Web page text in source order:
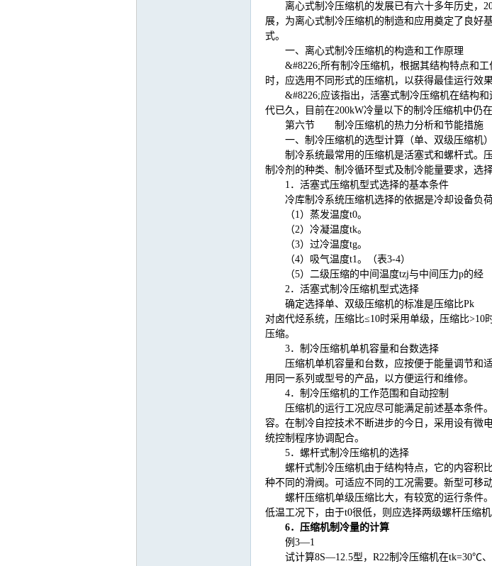
离心式制冷压缩机的发展已有六十多年历史，
展，为离心式制冷压缩机的制造和应用奠定了良好
式。
一、离心式制冷压缩机的构造和工作原理
&#8226;所有制冷压缩机，根据其结构特点和
时，应选用不同形式的压缩机，以获得最佳运行效果
&#8226;应该指出，活塞式制冷压缩机在结构
代已久，目前在200kW冷量以下的制冷压缩机中仍在
第六节
制冷压缩机的热力分析和节能措施
一、制冷压缩机的选型计算（单、双级压缩机）
制冷系统最常用的压缩机是活塞式和螺杆式。
制冷剂的种类、制冷循环型式及制冷能量要求，选
1 ．活塞式压缩机型式选择的基本条件
冷库制冷系统压缩机选择的依据是冷却设备负
（1）蒸发温度t0。
（2）冷凝温度tk。
（3）过冷温度tg。
（4）吸气温度t1。（表3-4）
（5）二级压缩的中间温度tzj与中间压力p的经
2．活塞式制冷压缩机型式选择
确定选择单、双级压缩机的标准是压缩比Pk
对卤代烃系统，压缩比≤10时采用单级，压缩比>10
压缩。
3．制冷压缩机单机容量和台数选择
压缩机单机容量和台数，应按便于能量调节和
用同一系列或型号的产品，以方便运行和维修。
4．制冷压缩机的工作范围和自动控制
压缩机的运行工况应尽可能满足前述基本条件
容。在制冷自控技术不断进步的今日，采用设有微
统控制程序协调配合。
5．螺杆式制冷压缩机的选择
螺杆式制冷压缩机由于结构特点，它的内容积
种不同的滑阀。可适应不同的工况需要。新型可移
螺杆压缩机单级压缩比大，有较宽的运行条件
低温工况下，由于t0很低，则应选择两级螺杆压缩机
6．压缩机制冷量的计算
例 3—1
试计算8S—12.5型， R22制冷压缩机在tk=30℃、